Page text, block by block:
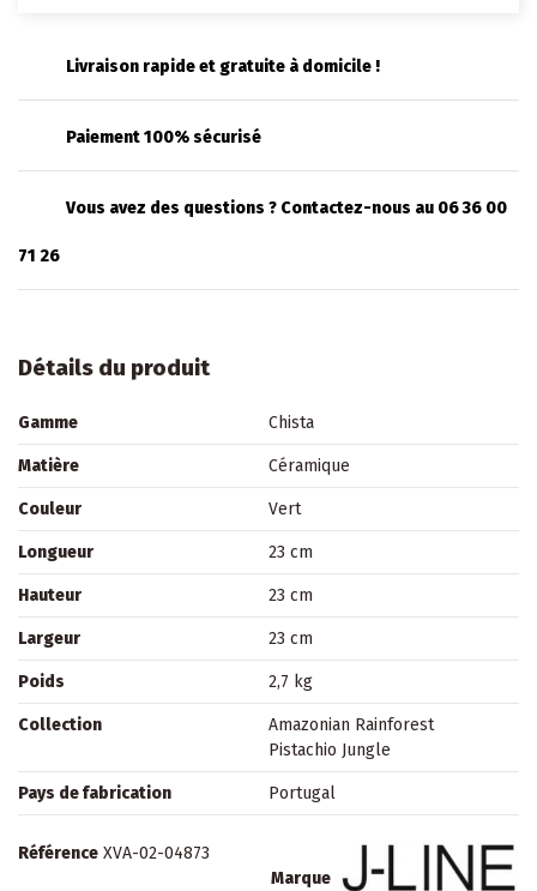
Livraison rapide et gratuite à domicile !
Paiement 100% sécurisé
Vous avez des questions ? Contactez-nous au 06 36 00
71 26
Détails du produit
Gamme Chista
Matière Céramique
Couleur Vert
Longueur 23 cm
Hauteur 23 cm
Largeur 23 cm
Poids 2,7 kg
Collection
Amazonian Rainforest
Pistachio Jungle
Pays de fabrication Portugal
Marque
Référence XVA-02-04873